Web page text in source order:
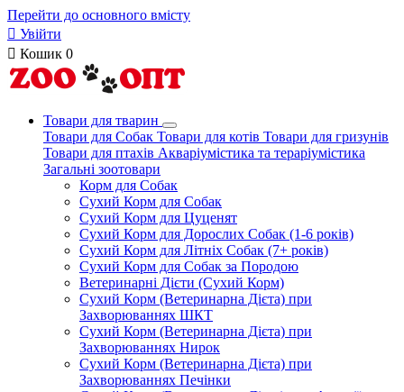
Перейти до основного вмісту
 Увійти
 Кошик 0
Товари для тварин
Товари для Собак Товари для котів Товари для гризунів
Товари для птахів Акваріумістика та тераріумістика
Загальні зоотовари
Корм для Собак
Сухий Корм для Собак
Сухий Корм для Цуценят
Сухий Корм для Дорослих Собак (1-6 років)
Сухий Корм для Літніх Собак (7+ років)
Сухий Корм для Собак за Породою
Ветеринарні Дієти (Сухий Корм)
Сухий Корм (Ветеринарна Дієта) при
Захворюваннях ШКТ
Сухий Корм (Ветеринарна Дієта) при
Захворюваннях Нирок
Сухий Корм (Ветеринарна Дієта) при
Захворюваннях Печінки